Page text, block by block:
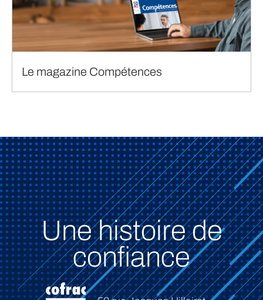
Le magazine Compétences
Une histoire de
confiance